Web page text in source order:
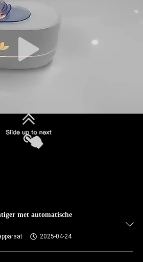
met automatische
2025-04-24